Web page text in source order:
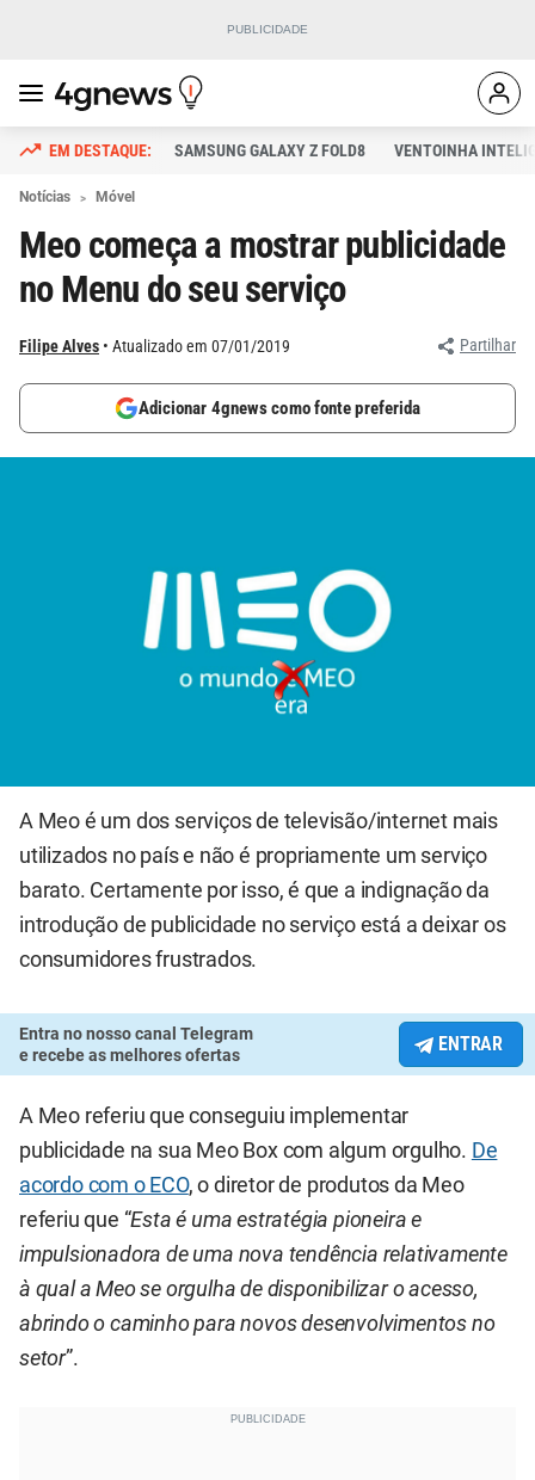
SAMSUNG GALAXY Z FOLD8 VENTOINHA
Notícias Móvel
Meo começa a mostrar publicidade
no Menu do seu serviço
Filipe Alves Atualizado em 07/01/2019 Partilhar
Adicionar 4gnews como fonte preferida
A Meo é um dos serviços de televisão/internet mais
utilizados no país e não é propriamente um serviço
barato. Certamente por isso, é que a indignação da
introdução de publicidade no serviço está a deixar os
consumidores frustrados.
Entra no nosso canal Telegram
e recebe as melhores ofertas
ENTRAR
A Meo referiu que conseguiu implementar
publicidade na sua Meo Box com algum orgulho. De
acordo com o ECO, o diretor de produtos da Meo
referiu que “Esta é uma estratégia pioneira e
impulsionadora de uma nova tendência relativamente
à qual a Meo se orgulha de disponibilizar o acesso,
abrindo o caminho para novos desenvolvimentos no
setor”.